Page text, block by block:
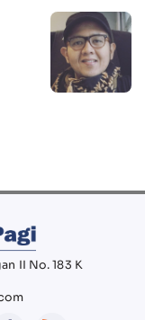
II No. 183 K